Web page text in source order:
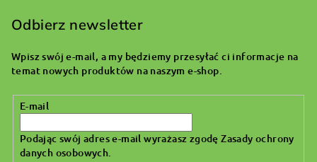
Odbierz newsletter
Wpisz swój e-mail, a my będziemy przesyłać ci informacje na
temat nowych produktów na naszym e-shop.
E-mail
Podając swój adres e-mail wyrażasz zgodęZasady ochrony
danych osobowych.